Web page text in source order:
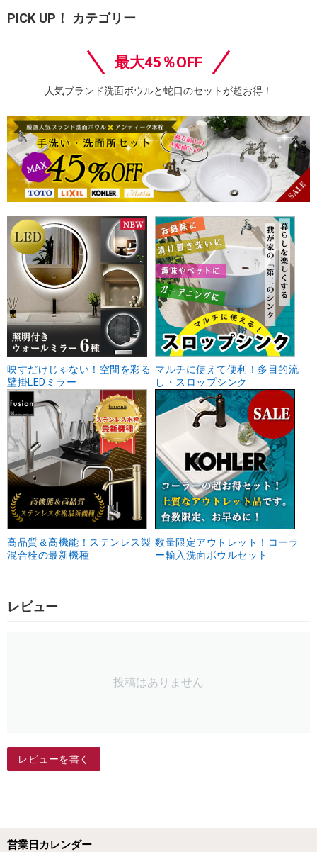
PICK UP！ カテゴリー
最大45％OFF
人気ブランド洗面ボウルと蛇口のセットが超お得！
映すだけじゃない！空間を彩る
壁掛LEDミラー
マルチに使えて便利！多目的流
し・スロップシンク
高品質＆高機能！ステンレス製
混合栓の最新機種
数量限定アウトレット！コーラ
ー輸入洗面ボウルセット
レビュー
投稿はありません
レビューを書く
営業日カレンダー